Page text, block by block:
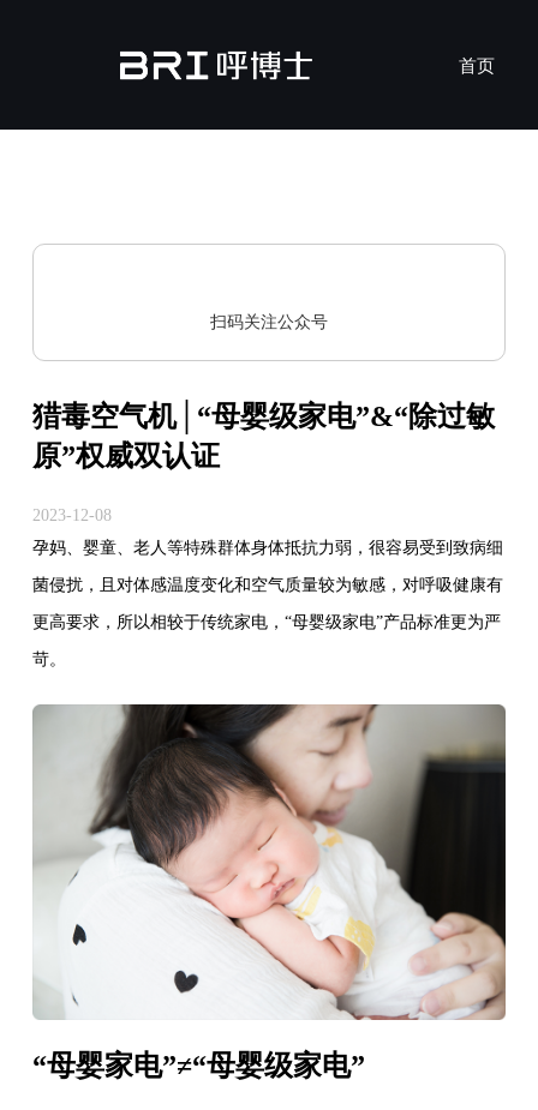
首页
吊顶式新风机
D150A/250A/350A/500A
EH-Z-7B200F
扫码关注公众号
猎毒空气机│“母婴级家电”&“除过敏
原”权威双认证
2023-12-08
孕妈、婴童、老人等特殊群体身体抵抗力弱，很容易受到致病细
菌侵扰，且对体感温度变化和空气质量较为敏感，对呼吸健康有
更高要求，所以相较于传统家电，“母婴级家电”产品标准更为严
苛。
“母婴家电”≠“母婴级家电”